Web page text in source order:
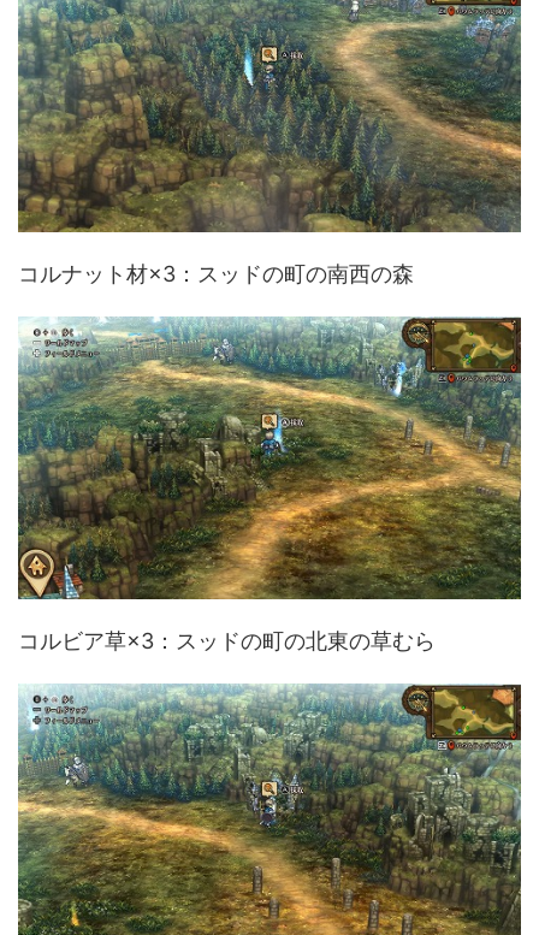
コルナット材×3：スッドの町の南西の森
コルビア草×3：スッドの町の北東の草むら